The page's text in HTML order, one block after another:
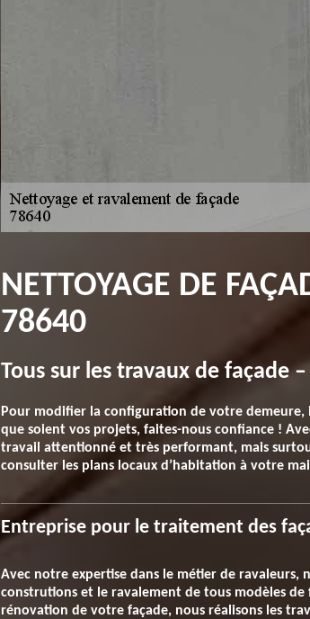
NETTOYAGE DE
78640
Tous sur les travaux de façade
Pour modifier la configuration de votre demeure,
que soient vos projets, faites-nous confiance !
travail attentionné et très performant, mais
consulter les plans locaux d’habitation à votre
Entreprise pour le traitement des
Avec notre expertise dans le métier de ravaleurs,
construtions et le ravalement de tous modèles
rénovation de votre façade, nous réalisons les